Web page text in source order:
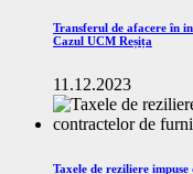
Transferul de afacere în
Cazul UCM Reșița
11.12.2023
Taxele de reziliere